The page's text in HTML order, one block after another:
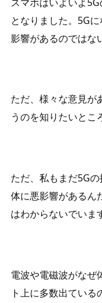
となりました。5G
影響があるのではな
ただ、様々な意見が
うのを知りたいとこ
ただ、私もまだ5G
体に悪影響があるん
はわからないでいま
電波や電磁波がなぜ
ト上に多数出てい